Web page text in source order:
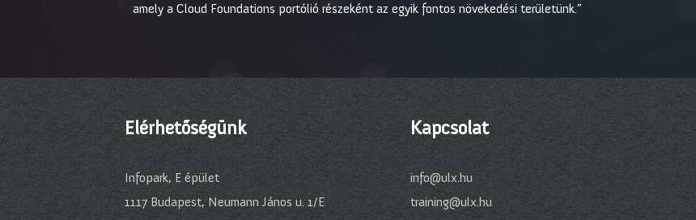
amely a Cloud Foundations portólió részeként az egyik fontos növekedési területünk.”
Elérhetőségünk
Infopark, E épület
1117 Budapest, Neumann János u. 1/E
Kapcsolat
info@ulx.hu
training@ulx.hu